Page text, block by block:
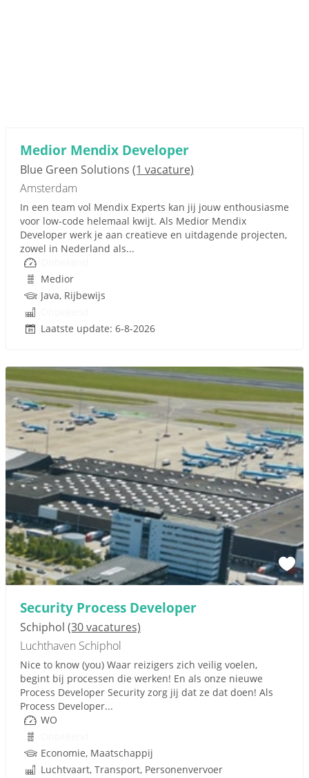
Medior Mendix Developer
Blue Green Solutions (1 vacature)
Amsterdam
In een team vol Mendix Experts kan jij jouw enthousiasme
voor low-code helemaal kwijt. Als Medior Mendix
Developer werk je aan creatieve en uitdagende projecten,
zowel in Nederland als...
Medior
Java, Rijbewijs
Laatste update: 6-8-2026
Security Process Developer
Schiphol (30 vacatures)
Luchthaven Schiphol
Nice to know (you) Waar reizigers zich veilig voelen,
begint bij processen die werken! En als onze nieuwe
Process Developer Security zorg jij dat ze dat doen! Als
Process Developer...
WO
Economie, Maatschappij
Luchtvaart, Transport, Personenvervoer